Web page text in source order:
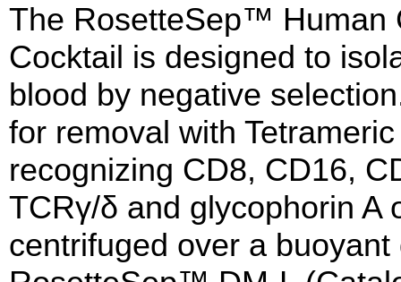
The RosetteSep™ Human
Cocktail is designed to
blood by negative
for removal with
recognizing CD8, CD16,
TCRγ/δ and glycophorin A
centrifuged over a